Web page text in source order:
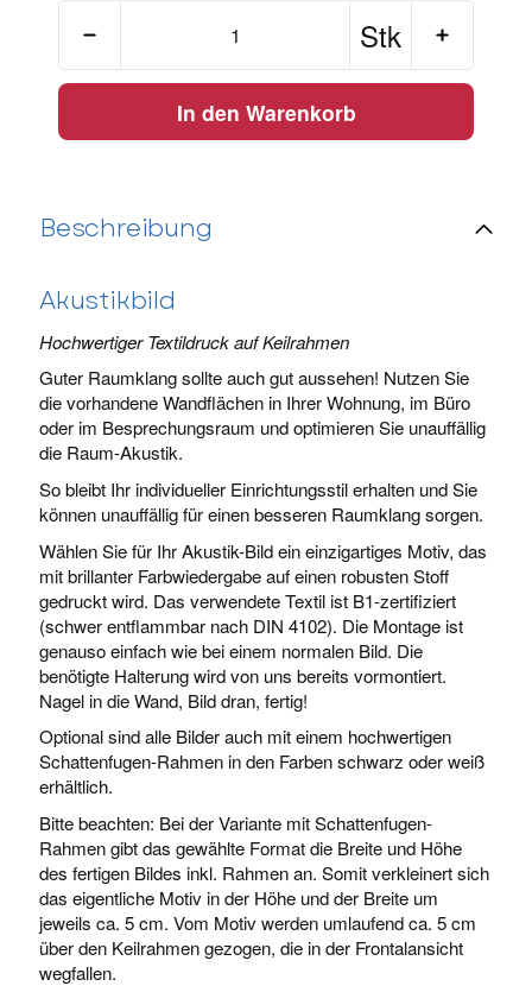
Stk
In den Warenkorb
Beschreibung
Akustikbild
Hochwertiger Textildruck auf Keilrahmen
Guter Raumklang sollte auch gut aussehen! Nutzen Sie
die vorhandene Wandflächen in Ihrer Wohnung, im Büro
oder im Besprechungsraum und optimieren Sie unauffällig
die Raum-Akustik.
So bleibt Ihr individueller Einrichtungsstil erhalten und Sie
können unauffällig für einen besseren Raumklang sorgen.
Wählen Sie für Ihr Akustik-Bild ein einzigartiges Motiv, das
mit brillanter Farbwiedergabe auf einen robusten Stoff
gedruckt wird. Das verwendete Textil ist B1-zertifiziert
(schwer entflammbar nach DIN 4102). Die Montage ist
genauso einfach wie bei einem normalen Bild. Die
benötigte Halterung wird von uns bereits vormontiert.
Nagel in die Wand, Bild dran, fertig!
Optional sind alle Bilder auch mit einem hochwertigen
Schattenfugen-Rahmen in den Farben schwarz oder weiß
erhältlich.
Bitte beachten: Bei der Variante mit Schattenfugen-
Rahmen gibt das gewählte Format die Breite und Höhe
des fertigen Bildes inkl. Rahmen an. Somit verkleinert sich
das eigentliche Motiv in der Höhe und der Breite um
jeweils ca. 5 cm. Vom Motiv werden umlaufend ca. 5 cm
über den Keilrahmen gezogen, die in der Frontalansicht
wegfallen.